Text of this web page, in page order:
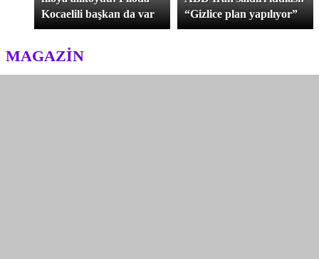
Kocaelili başkan da var
“Gizlice plan yapılıyor”
MAGAZİN